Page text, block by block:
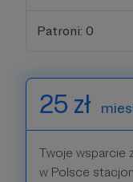
Patroni: 0
25 zł
Twoje wsparcie
w Polsce